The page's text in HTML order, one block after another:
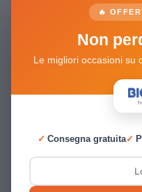
🔥
Non
Le migliori occasioni su
✓ Consegna gratuita✓